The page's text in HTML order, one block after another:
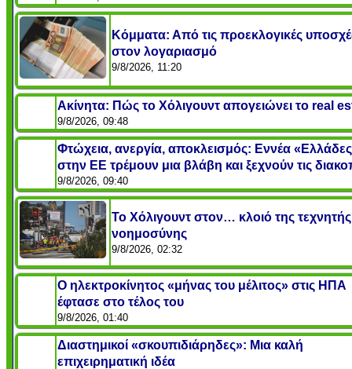
Κόμματα: Από τις προεκλογικές
στον λογαριασμό
9/8/2026, 11:20
Ακίνητα: Πώς το Χόλιγουντ απογειώνει το real
9/8/2026, 09:48
Φτώχεια, ανεργία, αποκλεισμός: Εννέα
στην ΕΕ τρέμουν μια βλάβη και ξεχνούν τις
9/8/2026, 09:40
Το Χόλιγουντ στον… κλοιό της τεχνητής
νοημοσύνης
9/8/2026, 02:32
Ο ηλεκτροκίνητος «μήνας του μέλιτος» στις ΗΠΑ
έφτασε στο τέλος του
9/8/2026, 01:40
Διαστημικοί «σκουπιδιάρηδες»: Μια καλή
επιχειρηματική ιδέα